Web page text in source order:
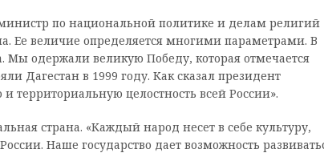
по национальной политике и делам религий
Ее величие определяется многими параметрами. В
Мы одержали великую Победу, которая отмечается
Дагестан в 1999 году. Как сказал президент
целостность всей России».
страна. «Каждый народ несет в себе культуру,
Наше государство дает возможность